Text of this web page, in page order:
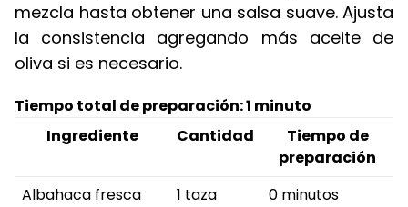
mezcla hasta obtener una salsa suave. Ajusta
la consistencia agregando más aceite de
oliva si es necesario.
Tiempo total de preparación: 1 minuto
Ingrediente
Cantidad
Tiempo de
preparación
Albahaca fresca
1 taza
0 minutos